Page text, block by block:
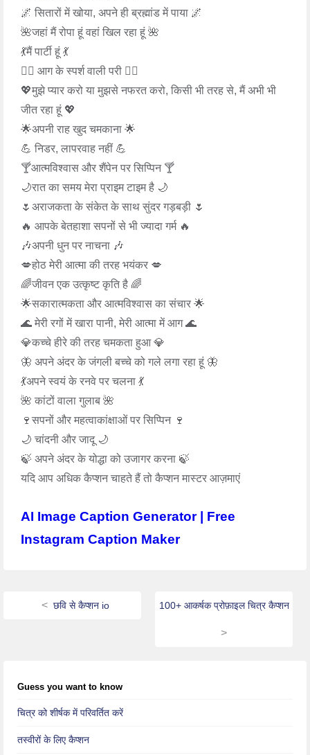
🌌 सितारों में खोया, अपने ही ब्रह्मांड में पाया 🌌
🌺जहां मैं रोपा हूं वहां खिल रहा हूं 🌺
💃मैं पार्टी हूं 💃
🧚‍♀️ आग के स्पर्श वाली परी 🧚‍♀️
💖मुझे प्यार करो या मुझसे नफरत करो, किसी भी तरह से, मैं अभी भी
जीत रहा हूं 💖
🌟अपनी राह खुद चमकाना 🌟
💪 निडर, लापरवाह नहीं 💪
🍸आत्मविश्वास और शैंपेन पर सिप्पिन 🍸
🌙रात का समय मेरा प्राइम टाइम है 🌙
🌷अराजकता के संकेत के साथ सुंदर गड़बड़ी 🌷
🔥 आपके बेतहाशा सपनों से भी ज्यादा गर्म 🔥
🎶अपनी धुन पर नाचना 🎶
💋होठ मेरी आत्मा की तरह भयंकर 💋
🌈जीवन एक उत्कृष्ट कृति है 🌈
🌟सकारात्मकता और आत्मविश्वास का संचार 🌟
🌊 मेरी रगों में खारा पानी, मेरी आत्मा में आग 🌊
💎कच्चे हीरे की तरह चमकता हुआ 💎
🦋 अपने अंदर के जंगली बच्चे को गले लगा रहा हूं 🦋
💃अपने स्वयं के रनवे पर चलना 💃
🌺 कांटों वाला गुलाब 🌺
🍷सपनों और महत्वाकांक्षाओं पर सिप्पिन 🍷
🌙 चांदनी और जादू 🌙
🍃 अपने अंदर के योद्धा को उजागर करना 🍃
यदि आप अधिक कैप्शन चाहते हैं तो कैप्शन मास्टर आज़माएं
AI Image Caption Generator | Free
Instagram Caption Maker
छवि से कैप्शन io 100+ आकर्षक प्रोफ़ाइल चित्र कैप्शन
Guess you want to know
चित्र को शीर्षक में परिवर्तित करें
तस्वीरों के लिए कैप्शन